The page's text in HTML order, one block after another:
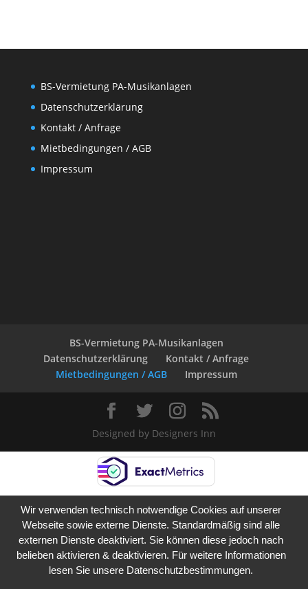
BS-Vermietung PA-Musikanlagen
Datenschutzerklärung
Kontakt / Anfrage
Mietbedingungen / AGB
Impressum
BS-Vermietung PA-Musikanlagen
Datenschutzerklärung
Kontakt / Anfrage
Mietbedingungen / AGB
Impressum
Designed by Designers Inn
Wir verwenden technisch notwendige Cookies auf unserer
Webseite sowie externe Dienste. Standardmäßig sind alle
externen Dienste deaktiviert. Sie können diese jedoch nach
belieben aktivieren & deaktivieren. Für weitere Informationen
lesen Sie unsere Datenschutzbestimmungen.